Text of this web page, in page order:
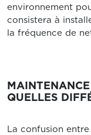
environnement
consistera à
la fréquence de
QUELLES
La confusion